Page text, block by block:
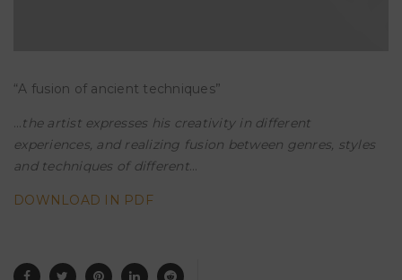
“A fusion of ancient techniques”
…the artist expresses his creativity in different
experiences, and realizing fusion between genres, styles
and techniques of different…
DOWNLOAD IN PDF